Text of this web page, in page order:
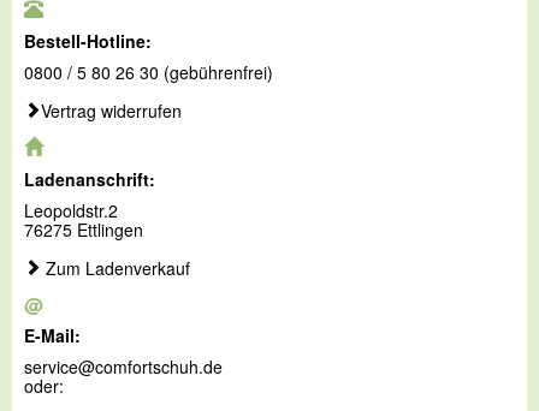
Bestell-Hotline:
0800 / 5 80 26 30 (gebührenfrei)
Vertrag widerrufen
Ladenanschrift:
Leopoldstr.2
76275 Ettlingen
Zum Ladenverkauf
@
E-Mail:
service@comfortschuh.de
oder: